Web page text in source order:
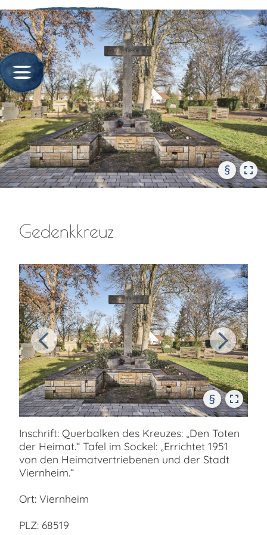
§
Gedenkkreuz
§
Inschrift: Querbalken des Kreuzes: „Den Toten
der Heimat.“ Tafel im Sockel: „Errichtet 1951
von den Heimatvertriebenen und der Stadt
Viernheim.“
Ort: Viernheim
PLZ: 68519